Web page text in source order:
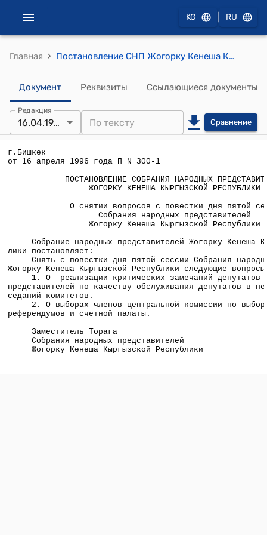
KG RU
Главная › Постановление СНП Жогорку Кенеша КР от 16 апреля 1996 года П №300-1 "О снятии вопросов с повестки дня пятой сессии Собрания народных представителей Жогорку Кенеша Кыргызской Республики"
Документ Реквизиты Ссылающиеся документы
Редакция
16.04.1996 Сравнение